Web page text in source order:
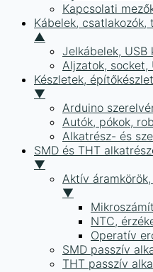
Kapcsolati
Kábelek,
▲
Jelkábelek, USB
Aljzatok, socket,
Készletek,
▼
Arduino
Autók, pókok,
Alkatrész- és
SMD és THT
▼
Aktív
▼
NTC,
Operatív
SMD passzív
THT passzív